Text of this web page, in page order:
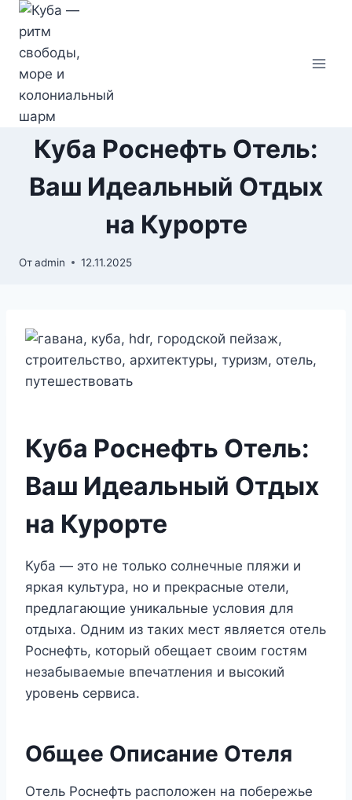
Перейти
содержимому
Куба Роснефть Отель:
Ваш Идеальный Отдых
на Курорте
Отadmin 12.11.2025
Куба Роснефть Отель:
Ваш Идеальный Отдых
на Курорте
Куба — это не только солнечные пляжи и
яркая культура, но и прекрасные отели,
предлагающие уникальные условия для
отдыха. Одним из таких мест является отель
Роснефть, который обещает своим гостям
незабываемые впечатления и высокий
уровень сервиса.
Общее Описание Отеля
Отель Роснефть расположен на побережье